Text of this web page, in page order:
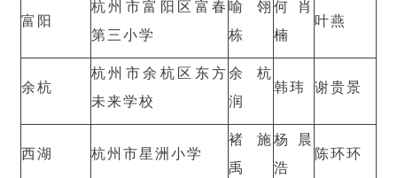
富阳
杭州市富阳区富春
第三小学
喻翎
栋
何肖
楠
叶燕
余杭
杭州市余杭区东方
未来学校
余杭
润
韩玮 谢贵景
西湖 杭州市星洲小学
褚施
禹
杨晨
浩
陈环环